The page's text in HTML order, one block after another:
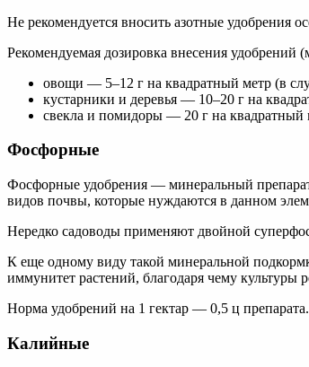
Не рекомендуется вносить азотные
Рекомендуемая дозировка внесения удобрений
овощи — 5–12 г на квадратный метр (в
кустарники и деревья — 10–20 г на
свекла и помидоры — 20 г на квадратный
Фосфорные
Фосфорные удобрения — минеральный препарат
видов почвы, которые нуждаются в данном
Нередко садоводы применяют двойной
К еще одному виду такой минеральной
иммунитет растений, благодаря чему культуры
Норма удобрений на 1 гектар — 0,5 ц препарата.
Калийные